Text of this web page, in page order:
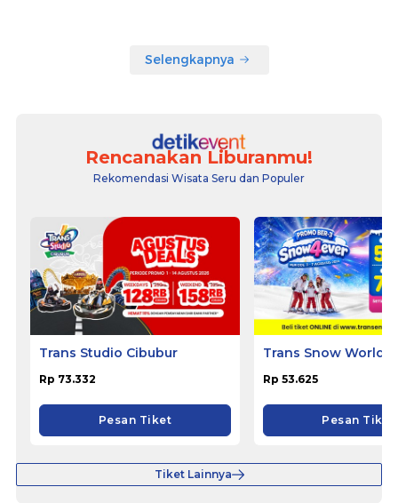
Selengkapnya
Rencanakan Liburanmu!
Rekomendasi Wisata Seru dan Populer
Trans Studio Cibubur
Rp 73.332
Pesan Tiket
Trans Snow World
Rp 53.625
Pesan Tiket
Tiket Lainnya